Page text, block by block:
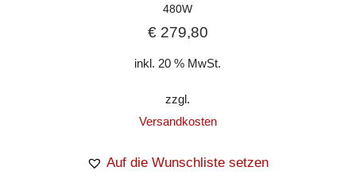
480W
€279,80
inkl. 20 % MwSt.
zzgl.
Versandkosten
Auf die Wunschliste setzen